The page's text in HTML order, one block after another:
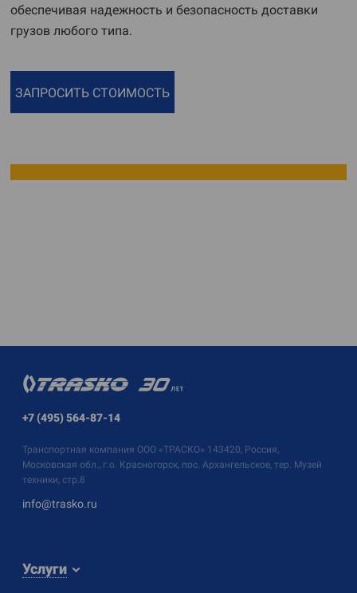
обеспечивая надежность и безопасность доставки
грузов любого типа.
ЗАПРОСИТЬ СТОИМОСТЬ
+7 (495) 564-87-14
Транспортная компания ООО «ТРАСКО» 143420, Россия,
Московская обл., г.о. Красногорск, пос. Архангельское, тер. Музей
техники, стр.8
info@trasko.ru
Услуги